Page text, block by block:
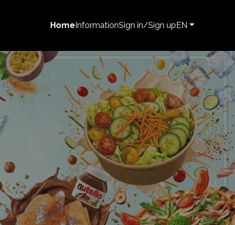
HomeInformationSign in/Sign upEN